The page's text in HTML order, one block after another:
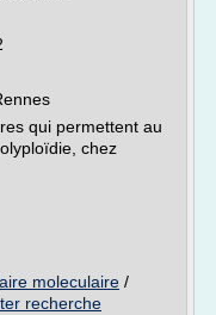
qui permettent au
chez
moleculaire /
recherche